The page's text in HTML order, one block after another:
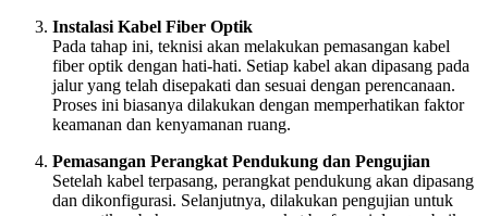
Instalasi Kabel Fiber Optik
Pada tahap ini, teknisi akan melakukan pemasangan kabel
fiber optik dengan hati-hati. Setiap kabel akan dipasang pada
jalur yang telah disepakati dan sesuai dengan perencanaan.
Proses ini biasanya dilakukan dengan memperhatikan faktor
keamanan dan kenyamanan ruang.
Pemasangan Perangkat Pendukung dan Pengujian
Setelah kabel terpasang, perangkat pendukung akan dipasang
dan dikonfigurasi. Selanjutnya, dilakukan pengujian untuk